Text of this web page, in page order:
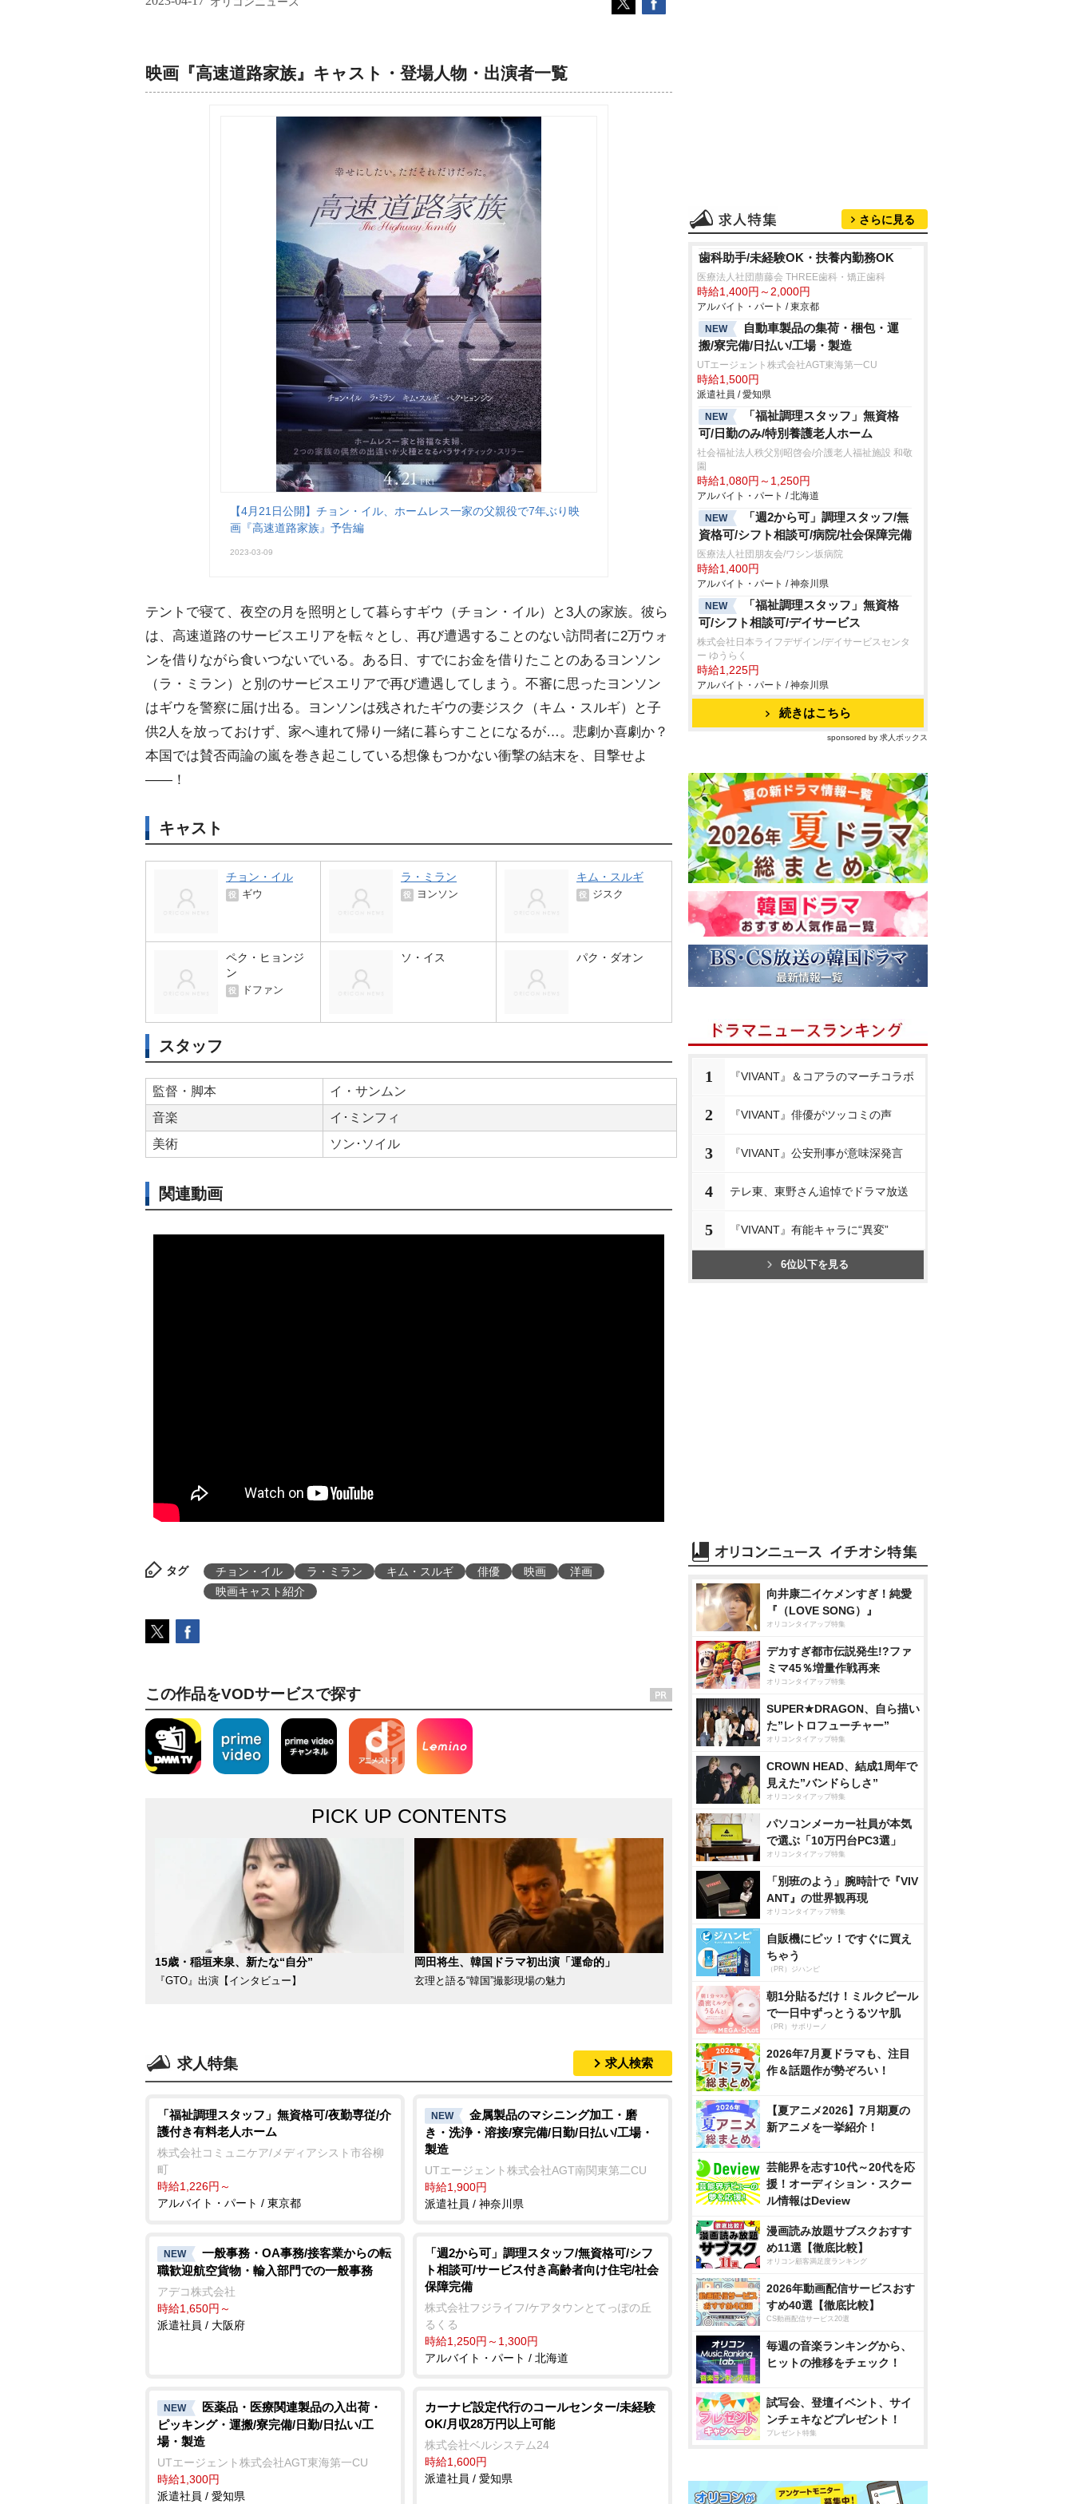
映画『高速道路家族』キャスト・登場人物・出演者一覧
【4月21日公開】チョン・イル、ホームレス一家の父親役で7年ぶり映
画『高速道路家族』予告編
2023-03-09
テントで寝て、夜空の月を照明として暮らすギウ（チョン・イル）と3人の家族。彼ら
は、高速道路のサービスエリアを転々とし、再び遭遇することのない訪問者に2万ウォ
ンを借りながら食いつないでいる。ある日、すでにお金を借りたことのあるヨンソン
（ラ・ミラン）と別のサービスエリアで再び遭遇してしまう。不審に思ったヨンソン
はギウを警察に届け出る。ヨンソンは残されたギウの妻ジスク（キム・スルギ）と子
供2人を放っておけず、家へ連れて帰り一緒に暮らすことになるが…。悲劇か喜劇か？
本国では賛否両論の嵐を巻き起こしている想像もつかない衝撃の結末を、目撃せよ
――！
キャスト
チョン・イル
役 ギウ
ラ・ミラン
役 ヨンソン
キム・スルギ
役 ジスク
ペク・ヒョンジ
ン
役 ドファン
ソ・イス パク・ダオン
スタッフ
監督・脚本
イ・サンムン
音楽
イ･ミンフィ
美術
ソン･ソイル
関連動画
タグ チョン・イル ラ・ミラン キム・スルギ 俳優 映画
洋画
映画キャスト紹介
この作品をVODサービスで探す
PICK UP CONTENTS
15歳・稲垣来泉、新たな“自分”
『GTO』出演【インタビュー】
岡田将生、韓国ドラマ初出演「運命的」
玄理と語る“韓国”撮影現場の魅力
求人特集 求人検索
「福祉調理スタッフ」無資格可/夜勤専従/介
護付き有料老人ホーム
株式会社コミュニケア/メディアシスト市谷柳
町
時給1,226円～
アルバイト・パート / 東京都
NEW
金属製品のマシニング加工・磨
き・洗浄・溶接/寮完備/日勤/日払い/工場・
製造
UTエージェント株式会社AGT南関東第二CU
時給1,900円
派遣社員 / 神奈川県
NEW
一般事務・OA事務/接客業からの転
職歓迎航空貨物・輸入部門での一般事務
アデコ株式会社
時給1,650円～
派遣社員 / 大阪府
「週2から可」調理スタッフ/無資格可/シフ
ト相談可/サービス付き高齢者向け住宅/社会
保障完備
株式会社フジライフ/ケアタウンとてっぽの丘
るくる
時給1,250円～1,300円
アルバイト・パート / 北海道
NEW
医薬品・医療関連製品の入出荷・
ピッキング・運搬/寮完備/日勤/日払い/工
場・製造
UTエージェント株式会社AGT東海第一CU
時給1,300円
派遣社員 / 愛知県
カーナビ設定代行のコールセンター/未経験
OK/月収28万円以上可能
株式会社ベルシステム24
時給1,600円
派遣社員 / 愛知県
さらに見る
歯科助手/未経験OK・扶養内勤務OK
医療法人社団萠藤会 THREE歯科・矯正歯科
時給1,400円～2,000円
アルバイト・パート / 東京都
NEW
自動車製品の集荷・梱包・運
搬/寮完備/日払い/工場・製造
UTエージェント株式会社AGT東海第一CU
時給1,500円
派遣社員 / 愛知県
NEW
「福祉調理スタッフ」無資格
可/日勤のみ/特別養護老人ホーム
社会福祉法人秩父別昭啓会/介護老人福祉施設 和敬
園
時給1,080円～1,250円
アルバイト・パート / 北海道
NEW
「週2から可」調理スタッフ/無
資格可/シフト相談可/病院/社会保障完備
医療法人社団朋友会/ワシン坂病院
時給1,400円
アルバイト・パート / 神奈川県
NEW
「福祉調理スタッフ」無資格
可/シフト相談可/デイサービス
株式会社日本ライフデザイン/デイサービスセンタ
ー ゆうらく
時給1,225円
アルバイト・パート / 神奈川県
続きはこちら
sponsored by 求人ボックス
1 『VIVANT』＆コアラのマーチコラボ
2 『VIVANT』俳優がツッコミの声
3 『VIVANT』公安刑事が意味深発言
4 テレ東、東野さん追悼でドラマ放送
5 『VIVANT』有能キャラに“異変”
6位以下を見る
向井康二イケメンすぎ！純愛
『（LOVE SONG）』
オリコンタイアップ特集
デカすぎ都市伝説発生!?ファ
ミマ45％増量作戦再来
オリコンタイアップ特集
SUPER★DRAGON、自ら描い
た”レトロフューチャー”
オリコンタイアップ特集
CROWN HEAD、結成1周年で
見えた”バンドらしさ”
オリコンタイアップ特集
パソコンメーカー社員が本気
で選ぶ「10万円台PC3選」
オリコンタイアップ特集
「別班のよう」腕時計で『VIV
ANT』の世界観再現
オリコンタイアップ特集
自販機にピッ！ですぐに買え
ちゃう
（PR）ジハンピ
朝1分貼るだけ！ミルクピール
で一日中ずっとうるツヤ肌
（PR）サボリーノ
2026年7月夏ドラマも、注目
作＆話題作が勢ぞろい！
【夏アニメ2026】7月期夏の
新アニメを一挙紹介！
芸能界を志す10代～20代を応
援！オーディション・スクー
ル情報はDeview
漫画読み放題サブスクおすす
め11選【徹底比較】
オリコン顧客満足度ランキング
2026年動画配信サービスおす
すめ40選【徹底比較】
CS動画配信サービス20選
毎週の音楽ランキングから、
ヒットの推移をチェック！
試写会、登壇イベント、サイ
ンチェキなどプレゼント！
プレゼント特集